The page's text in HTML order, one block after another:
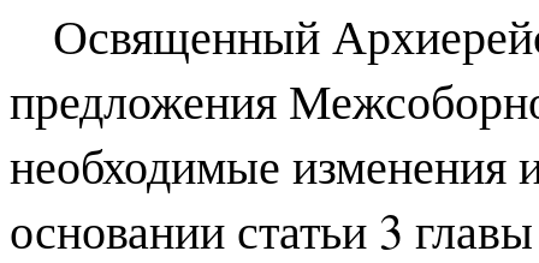
Освященный
предложения
необходимые изменения
основании статьи 3